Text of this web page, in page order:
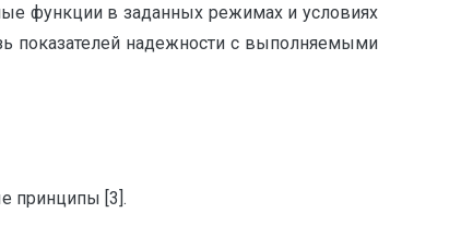
функции в заданных режимах и условиях
показателей надежности с выполняемыми
принципы [3].